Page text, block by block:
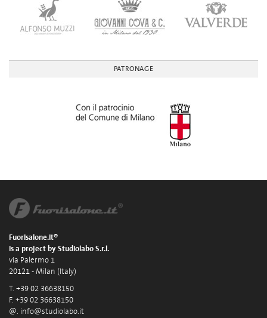
PATRONAGE
Fuorisalone.it®
is a project by Studiolabo S.r.l.
via Palermo 1
20121 - Milan (Italy)
T. +39 02 36638150
F. +39 02 36638150
@. info@studiolabo.it